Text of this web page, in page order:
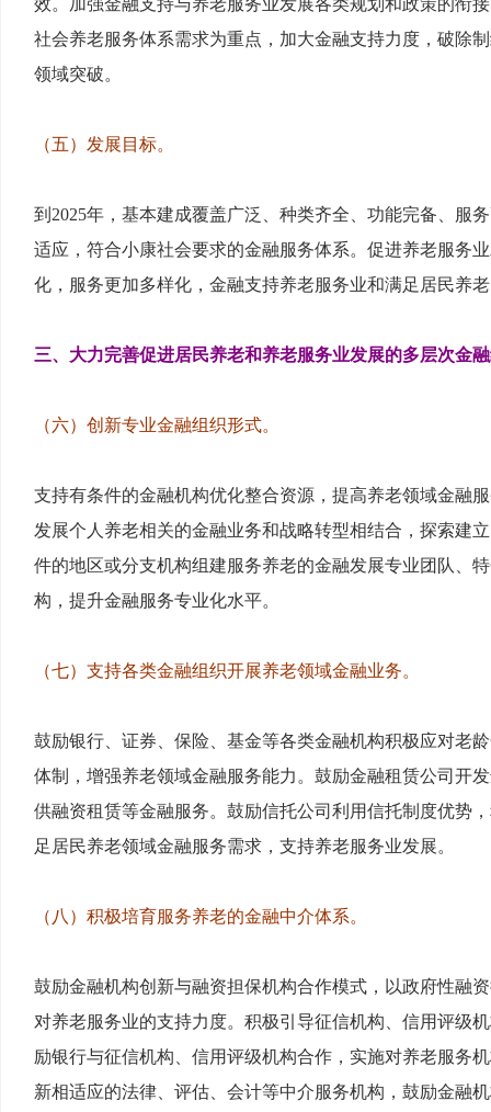
效。加强金融支持与养老服务业发展各类规划和政策的衔
社会养老服务体系需求为重点，加大金融支持力度，破除
领域突破。
（五）发展目标。
到2025年，基本建成覆盖广泛、种类齐全、功能完备、服
适应，符合小康社会要求的金融服务体系。促进养老服务
化，服务更加多样化，金融支持养老服务业和满足居民养
三、大力完善促进居民养老和养老服务业发展的多层次金
（六）创新专业金融组织形式。
支持有条件的金融机构优化整合资源，提高养老领域金融
发展个人养老相关的金融业务和战略转型相结合，探索建
件的地区或分支机构组建服务养老的金融发展专业团队、
构，提升金融服务专业化水平。
（七）支持各类金融组织开展养老领域金融业务。
鼓励银行、证券、保险、基金等各类金融机构积极应对老
体制，增强养老领域金融服务能力。鼓励金融租赁公司开
供融资租赁等金融服务。鼓励信托公司利用信托制度优势
足居民养老领域金融服务需求，支持养老服务业发展。
（八）积极培育服务养老的金融中介体系。
鼓励金融机构创新与融资担保机构合作模式，以政府性融
对养老服务业的支持力度。积极引导征信机构、信用评级
励银行与征信机构、信用评级机构合作，实施对养老服务
新相适应的法律、评估、会计等中介服务机构，鼓励金融